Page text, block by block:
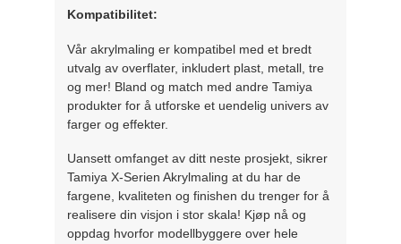
Kompatibilitet:
Vår akrylmaling er kompatibel med et bredt
utvalg av overflater, inkludert plast, metall, tre
og mer! Bland og match med andre Tamiya
produkter for å utforske et uendelig univers av
farger og effekter.
Uansett omfanget av ditt neste prosjekt, sikrer
Tamiya X-Serien Akrylmaling at du har de
fargene, kvaliteten og finishen du trenger for å
realisere din visjon i stor skala! Kjøp nå og
oppdag hvorfor modellbyggere over hele